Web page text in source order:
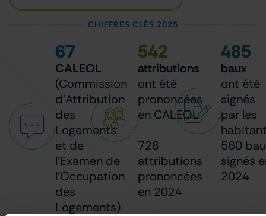
CHIFFRES CLÉS 2025
67
CALEOL
(Commission
d'Attribution
des
Logements
et de
l'Examen de
l'Occupation
des
Logements)
542
attributions
ont été
prononcées
en CALEOL
728
attributions
prononcées
en 2024
485
baux
ont été
signés
par les
560
signés
2024